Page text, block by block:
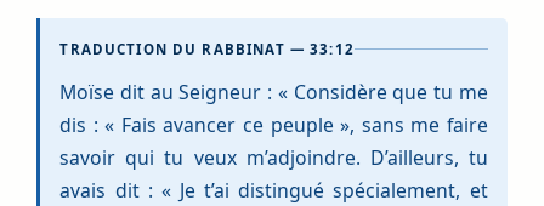
TRADUCTION DU RABBINAT — 33:12
Moïse dit au Seigneur : « Considère que tu me
dis : « Fais avancer ce peuple », sans me faire
savoir qui tu veux m’adjoindre. D’ailleurs, tu
avais dit : « Je t’ai distingué spécialement, et